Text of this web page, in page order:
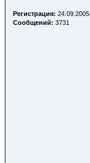
Регистрация: 24.09.2005
Сообщений: 3731